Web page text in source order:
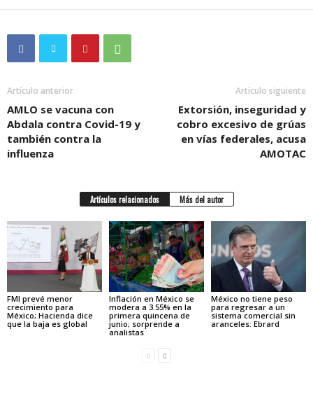
Artículo anterior
AMLO se vacuna con
Abdala contra Covid-19 y
también contra la
influenza
Artículo siguiente
Extorsión, inseguridad y
cobro excesivo de grúas
en vías federales, acusa
AMOTAC
Artículos relacionados Más del autor
FMI prevé menor
crecimiento para
México; Hacienda dice
que la baja es global
Inflación en México se
modera a 3.55% en la
primera quincena de
junio; sorprende a
analistas
México no tiene peso
para regresar a un
sistema comercial sin
aranceles: Ebrard